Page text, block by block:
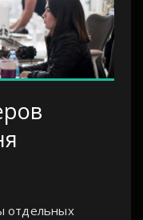
отдельных